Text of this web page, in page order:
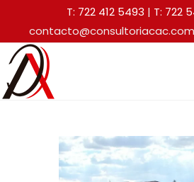
T: 722 412 5493 | T: 722
contacto@consultoriacac.com